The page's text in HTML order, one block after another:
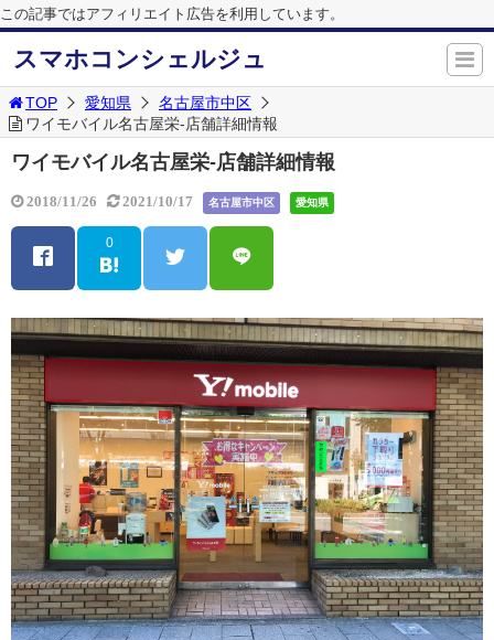
この記事ではアフィリエイト広告を利用しています。
スマホコンシェルジュ
TOP 愛知県
名古屋市中区
ワイモバイル名古屋栄-店舗詳細情報
ワイモバイル名古屋栄-店舗詳細情報
2018/11/26 2021/10/17 名古屋市中区 愛知県
0